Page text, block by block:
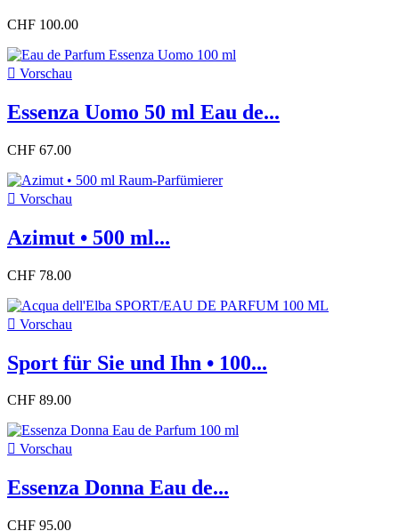
CHF 100.00
 Vorschau
Essenza Uomo 50 ml Eau de...
CHF 67.00
 Vorschau
Azimut • 500 ml...
CHF 78.00
 Vorschau
Sport für Sie und Ihn • 100...
CHF 89.00
 Vorschau
Essenza Donna Eau de...
CHF 95.00